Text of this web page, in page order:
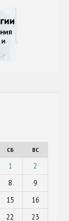
СБ ВС
1
2
8
9
15
16
22
23